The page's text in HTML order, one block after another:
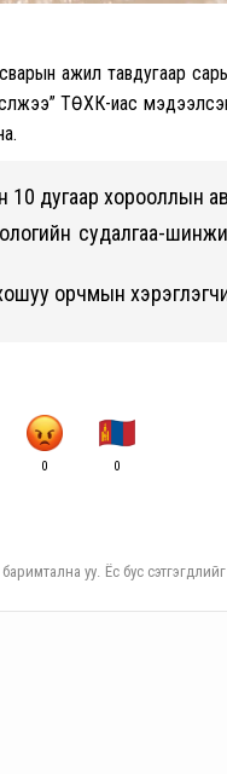
ажил тавдугаар
ТӨХК-иас
10 дугаар хорооллын
судалгаа-
орчмын
0 0
уу. Ёс бус